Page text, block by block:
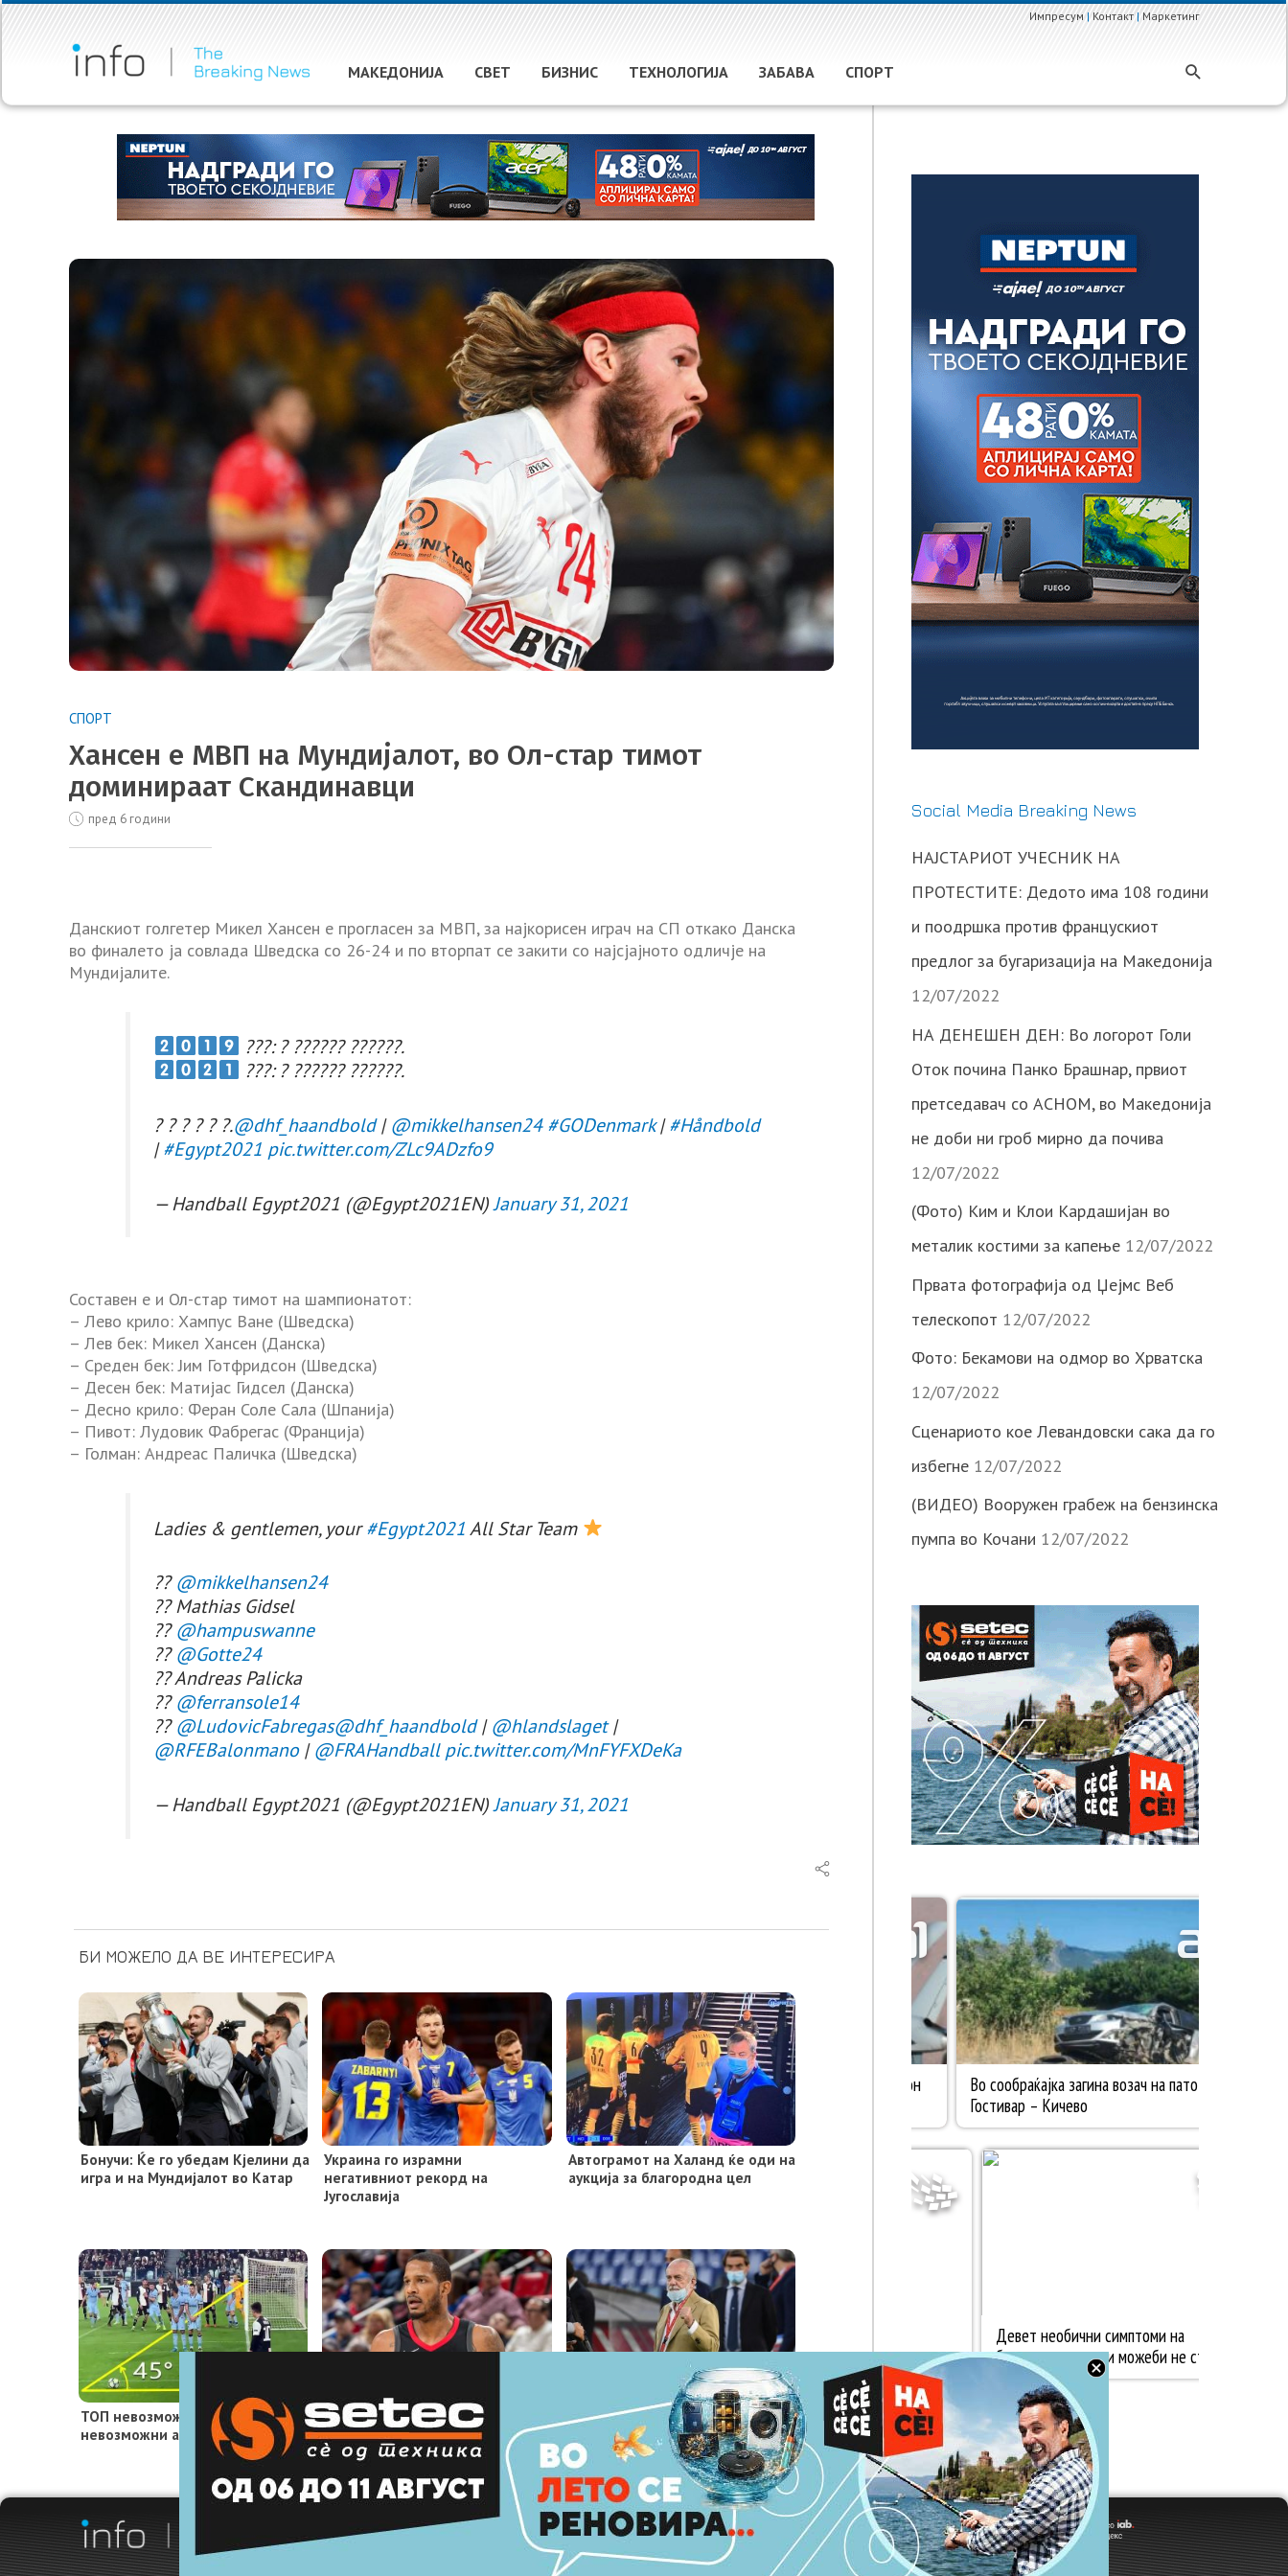
Импресум|Контакт|Маркетинг
МАКЕДОНИЈА СВЕТ БИЗНИС ТЕХНОЛОГИЈА ЗАБАВА СПОРТ
СПОРТ
Хансен е МВП на Мундијалот, во Ол-стар тимот
доминираат Скандинавци
пред 6 години
Данскиот голгетер Микел Хансен е прогласен за МВП, за најкорисен играч на СП откако Данска
во финалето ја совлада Шведска со 26-24 и по вторпат се закити со најсјајното одличје на
Мундијалите.
???: ? ?????? ??????.
???: ? ?????? ??????.
? ? ? ? ? ?.@dhf_haandbold| @mikkelhansen24 #GODenmark|#Håndbold
|#Egypt2021 pic.twitter.com/ZLc9ADzfo9
— Handball Egypt2021 (@Egypt2021EN)January 31, 2021
Составен е и Ол-стар тимот на шампионатот:
– Лево крило: Хампус Ване (Шведска)
– Лев бек: Микел Хансен (Данска)
– Среден бек: Јим Готфридсон (Шведска)
– Десен бек: Матијас Гидсел (Данска)
– Десно крило: Феран Соле Сала (Шпанија)
– Пивот: Лудовик Фабрегас (Франција)
– Голман: Андреас Паличка (Шведска)
Ladies & gentlemen, your#Egypt2021 All Star Team
?? @mikkelhansen24
?? Mathias Gidsel
?? @hampuswanne
?? @Gotte24
?? Andreas Palicka
?? @ferransole14
?? @LudovicFabregas@dhf_haandbold| @hlandslaget|
@RFEBalonmano| @FRAHandball pic.twitter.com/MnFYFXDeKa
— Handball Egypt2021 (@Egypt2021EN)January 31, 2021
БИ МОЖЕЛО ДА ВЕ ИНТЕРЕСИРА
Бонучи: Ќе го убедам Кјелини да
игра и на Мундијалот во Катар
Украина го израмни
негативниот рекорд на
Југославија
Автограмот на Халанд ќе оди на
аукција за благородна цел
ТОП невозможни голови од
невозможни агли!
НБА сезоната уште не е почната,
а веќе има нов рекордер
Де Лаурентис бара одложување
на репрезентативните
натпревари
Social Media Breaking News
НАЈСТАРИОТ УЧЕСНИК НА
ПРОТЕСТИТЕ: Дедото има 108 години
и поодршка против францускиот
предлог за бугаризација на Македонија
12/07/2022
НА ДЕНЕШЕН ДЕН: Во логорот Голи
Оток почина Панко Брашнар, првиот
претседавач со АСНОМ, во Македонија
не доби ни гроб мирно да почива
12/07/2022
(Фото) Ким и Клои Кардашијан во
металик костими за капење 12/07/2022
Првата фотографија од Џејмс Веб
телескопот 12/07/2022
Фото: Бекамови на одмор во Хрватска
12/07/2022
Сценариото кое Левандовски сака да го
избегне 12/07/2022
(ВИДЕО) Вооружен грабеж на бензинска
пумпа во Кочани 12/07/2022
МАРКЕТИНГ КОНТАКТ ИМПРЕСУМ
Copyright © 2021 - Member of IAB Macedonia | Member of Clip Media group